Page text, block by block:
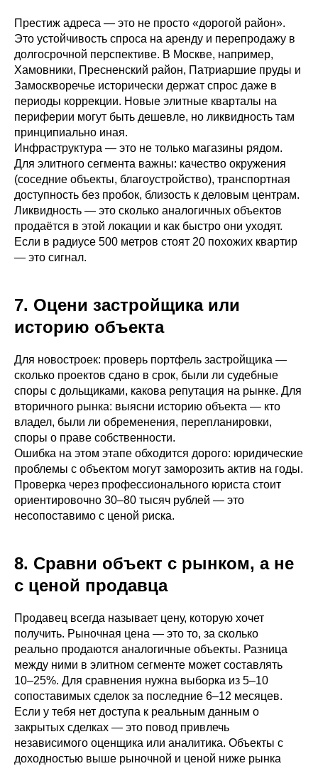
Престиж адреса — это не просто «дорогой район».
Это устойчивость спроса на аренду и перепродажу в
долгосрочной перспективе. В Москве, например,
Хамовники, Пресненский район, Патриаршие пруды и
Замоскворечье исторически держат спрос даже в
периоды коррекции. Новые элитные кварталы на
периферии могут быть дешевле, но ликвидность там
принципиально иная.
Инфраструктура — это не только магазины рядом.
Для элитного сегмента важны: качество окружения
(соседние объекты, благоустройство), транспортная
доступность без пробок, близость к деловым центрам.
Ликвидность — это сколько аналогичных объектов
продаётся в этой локации и как быстро они уходят.
Если в радиусе 500 метров стоят 20 похожих квартир
— это сигнал.
7. Оцени застройщика или
историю объекта
Для новостроек: проверь портфель застройщика —
сколько проектов сдано в срок, были ли судебные
споры с дольщиками, какова репутация на рынке. Для
вторичного рынка: выясни историю объекта — кто
владел, были ли обременения, перепланировки,
споры о праве собственности.
Ошибка на этом этапе обходится дорого: юридические
проблемы с объектом могут заморозить актив на годы.
Проверка через профессионального юриста стоит
ориентировочно 30–80 тысяч рублей — это
несопоставимо с ценой риска.
8. Сравни объект с рынком, а не
с ценой продавца
Продавец всегда называет цену, которую хочет
получить. Рыночная цена — это то, за сколько
реально продаются аналогичные объекты. Разница
между ними в элитном сегменте может составлять
10–25%. Для сравнения нужна выборка из 5–10
сопоставимых сделок за последние 6–12 месяцев.
Если у тебя нет доступа к реальным данным о
закрытых сделках — это повод привлечь
независимого оценщика или аналитика. Объекты с
доходностью выше рыночной и ценой ниже рынка